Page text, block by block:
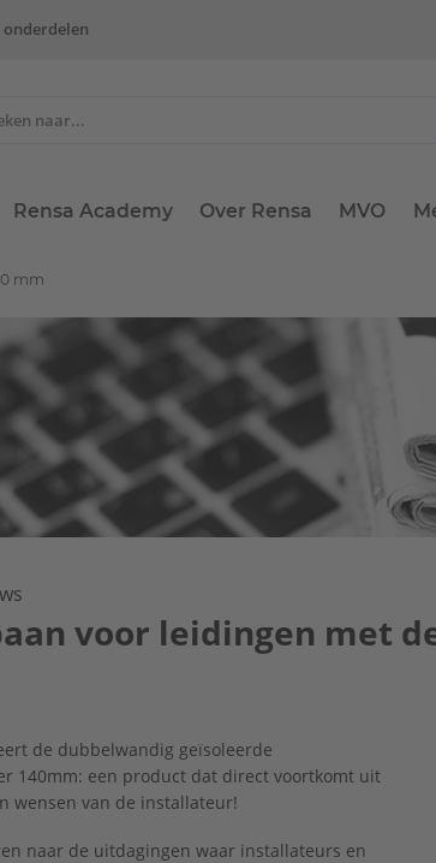
onderdelen
Rensa Academy Over Rensa MVO
mm
voor leidingen met
de dubbelwandig geïsoleerde
140mm: een product dat direct voortkomt uit
wensen van de installateur!
naar de uitdagingen waar installateurs en